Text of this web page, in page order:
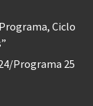
Ciclo
Programa 25